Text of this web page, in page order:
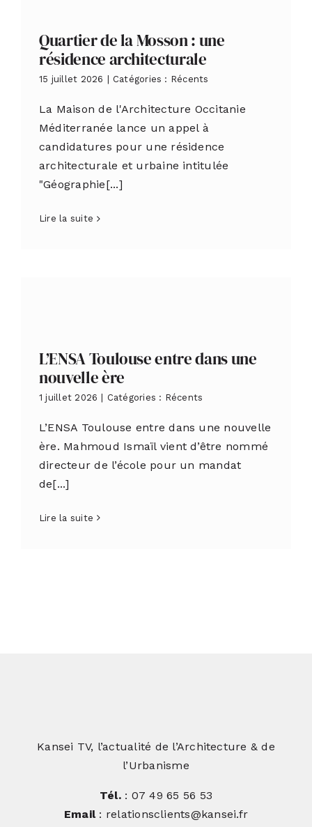
Quartier de la Mosson : une
résidence architecturale
15 juillet 2026 Catégories : Récents
La Maison de l'Architecture Occitanie
Méditerranée lance un appel à
candidatures pour une résidence
architecturale et urbaine intitulée
"Géographie[...]
Lire la suite
L’ENSA Toulouse entre dans une
nouvelle ère
1 juillet 2026 | Catégories : Récents
L’ENSA Toulouse entre dans une nouvelle
ère. Mahmoud Ismaïl vient d’être nommé
directeur de l’école pour un mandat
de[...]
Lire la suite
Kansei TV, l’actualité de l’Architecture & de
l’Urbanisme
Tél.: 07 49 65 56 53
Email: relationsclients@kansei.fr